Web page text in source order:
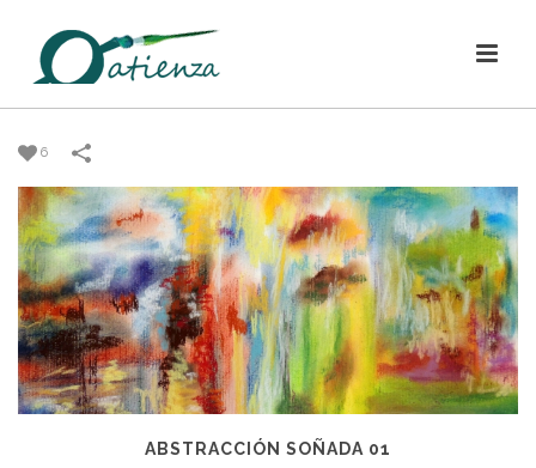
6
ABSTRACCIÓN SOÑADA 01